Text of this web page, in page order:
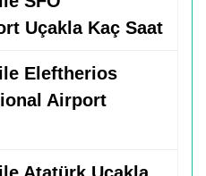
Uçakla Kaç Saat
Eleftherios
Airport